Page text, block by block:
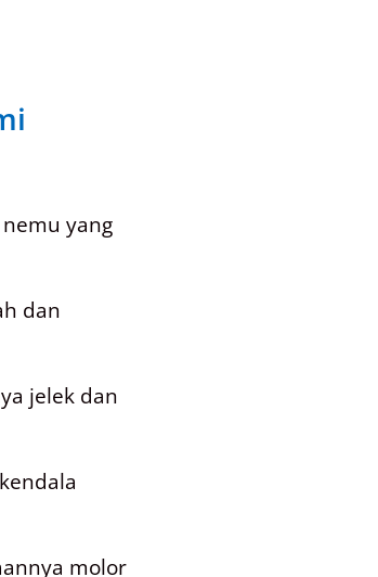
yang
dan
jelek dan
molor